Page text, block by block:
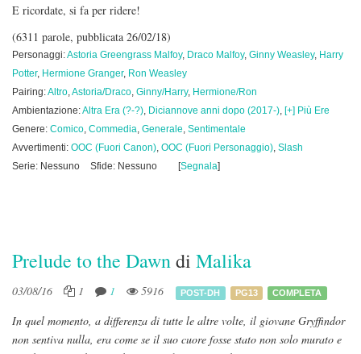
E ricordate, si fa per ridere!
(6311 parole, pubblicata 26/02/18)
Personaggi:Astoria Greengrass Malfoy, Draco Malfoy, Ginny Weasley, Harry
Potter, Hermione Granger, Ron Weasley
Pairing:Altro,Astoria/Draco, Ginny/Harry, Hermione/Ron
Ambientazione:Altra Era (?-?), Diciannove anni dopo (2017-), [+] Più Ere
Genere: Comico, Commedia, Generale, Sentimentale
Avvertimenti: OOC (Fuori Canon), OOC (Fuori Personaggio), Slash
Serie: Nessuno
Sfide: Nessuno [Segnala]
Prelude to the Dawndi Malika
03/08/16 1 1 5916 POST-DH PG13 COMPLETA
In quel momento, a differenza di tutte le altre volte, il giovane Gryffindor
non sentiva nulla, era come se il suo cuore fosse stato non solo murato e